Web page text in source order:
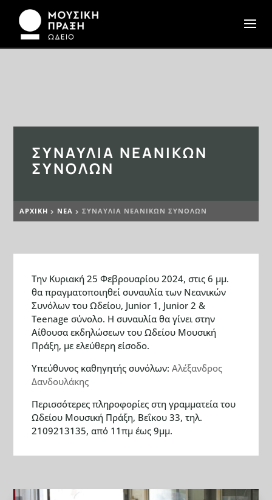
ΣΥΝΑΥΛΊΑ ΝΕΑΝΙΚΏΝ
ΣΥΝΌΛΩΝ
ΑΡΧΙΚΉ  ΝΕΆ  ΣΥΝΑΥΛΊΑ ΝΕΑΝΙΚΏΝ ΣΥΝΌΛΩΝ
Την Κυριακή 25 Φεβρουαρίου 2024, στις 6 μμ.
θα πραγματοποιηθεί συναυλία των Νεανικών
Συνόλων του Ωδείου, Junior 1, Junior 2 &
Teenage σύνολο. Η συναυλία θα γίνει στην
Αίθουσα εκδηλώσεων του Ωδείου Μουσική
Πράξη, με ελεύθερη είσοδο.
Υπεύθυνος καθηγητής συνόλων:Αλέξανδρος
Δανδουλάκης
Περισσότερες πληροφορίες στη γραμματεία του
Ωδείου Μουσική Πράξη, Βεΐκου 33, τηλ.
2109213135, από 11πμ έως 9μμ.